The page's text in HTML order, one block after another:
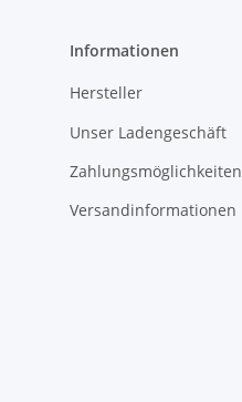
Informationen
Hersteller
Unser Ladengeschäft
Zahlungsmöglichkeiten
Versandinformationen